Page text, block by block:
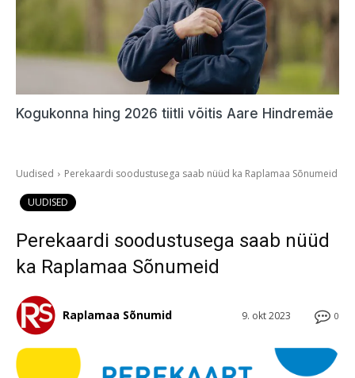
Kogukonna hing 2026 tiitli võitis Aare Hindremäe